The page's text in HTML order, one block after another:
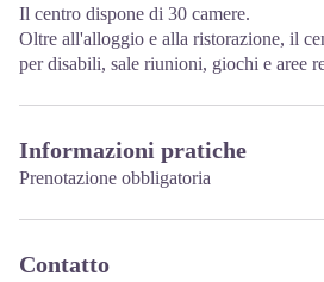
Il centro dispone di 30 camere.
Oltre all'alloggio e alla ristorazione, il
per disabili, sale riunioni, giochi e aree
Informazioni pratiche
Prenotazione obbligatoria
Contatto